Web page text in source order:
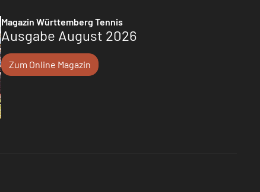
Magazin Württemberg Tennis
Ausgabe August 2026
Zum Online Magazin